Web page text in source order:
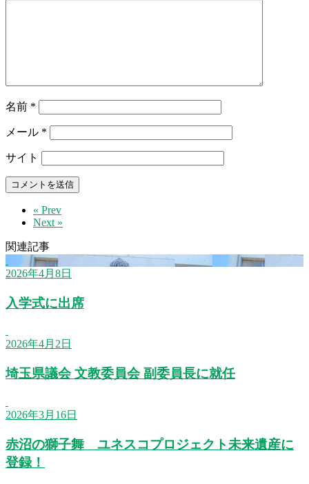
名前 *
メール *
サイト
« Prev
Next »
関連記事
2026年4月8日
入学式に出席
2026年4月2日
埼玉県議会 文教委員会 副委員長に就任
2026年3月16日
赤沼の獅子舞 ユネスコプロジェクト未来遺産に
登録！